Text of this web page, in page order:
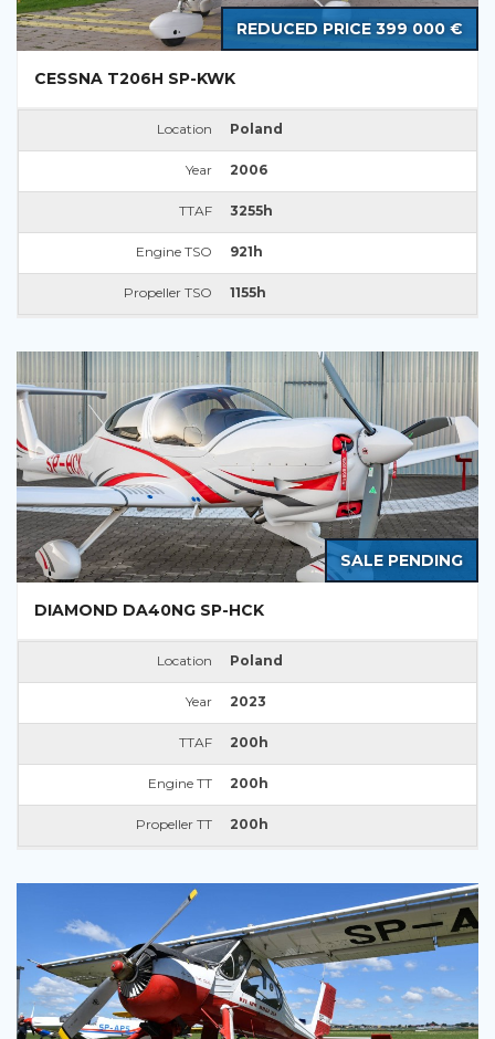
REDUCED PRICE 399 000 €
CESSNA T206H SP-KWK
Location Poland
Year 2006
TTAF 3255h
Engine TSO 921h
Propeller TSO 1155h
SALE PENDING
DIAMOND DA40NG SP-HCK
Location Poland
Year 2023
TTAF 200h
Engine TT 200h
Propeller TT 200h